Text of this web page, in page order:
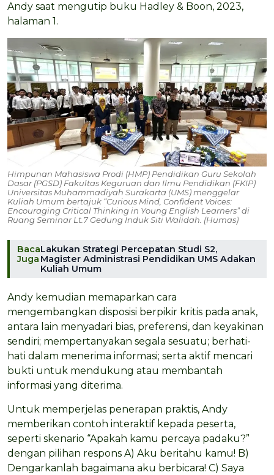
Andy saat mengutip buku Hadley & Boon, 2023,
halaman 1.
Himpunan Mahasiswa Prodi (HMP) Pendidikan Guru Sekolah
Dasar (PGSD) Fakultas Keguruan dan Ilmu Pendidikan (FKIP)
Universitas Muhammadiyah Surakarta (UMS) menggelar
Kuliah Umum bertajuk “Curious Mind, Confident Voices:
Encouraging Critical Thinking in Young English Learners” di
Ruang Seminar Lt.7 Gedung Induk Siti Walidah. (Humas)
Baca
Juga
Lakukan Strategi Percepatan Studi S2,
Magister Administrasi Pendidikan UMS Adakan
Kuliah Umum
Andy kemudian memaparkan cara
mengembangkan disposisi berpikir kritis pada anak,
antara lain menyadari bias, preferensi, dan keyakinan
sendiri; mempertanyakan segala sesuatu; berhati-
hati dalam menerima informasi; serta aktif mencari
bukti untuk mendukung atau membantah
informasi yang diterima.
Untuk memperjelas penerapan praktis, Andy
memberikan contoh interaktif kepada peserta,
seperti skenario “Apakah kamu percaya padaku?”
dengan pilihan respons A) Aku beritahu kamu! B)
Dengarkanlah bagaimana aku berbicara! C) Saya